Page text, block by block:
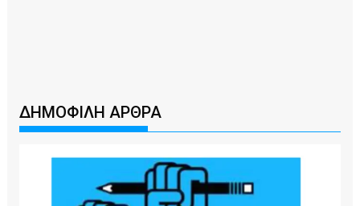
ΔΗΜΟΦΙΛΗ ΑΡΘΡΑ